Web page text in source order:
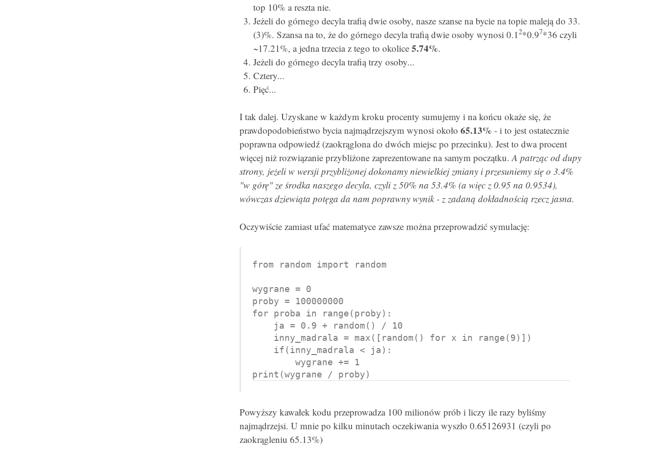
top 10% a reszta nie.
Jeżeli do górnego decyla trafią dwie osoby, nasze szanse na bycie na topie maleją do 33.
(3)%. Szansa na to, że do górnego decyla trafią dwie osoby wynosi 0.1 2*0.97*36 czyli
~17.21%, a jedna trzecia z tego to okolice 5.74%.
Jeżeli do górnego decyla trafią trzy osoby...
Cztery...
Pięć...
I tak dalej. Uzyskane w każdym kroku procenty sumujemy i na końcu okaże się, że
prawdopodobieństwo bycia najmądrzejszym wynosi około 65.13% - i to jest ostatecznie
poprawna odpowiedź (zaokrąglona do dwóch miejsc po przecinku). Jest to dwa procent
więcej niż rozwiązanie przybliżone zaprezentowane na samym początku.A patrząc od dupy
strony, jeżeli w wersji przybliżonej dokonamy niewielkiej zmiany i przesuniemy się o 3.4%
"w górę" ze środka naszego decyla, czyli z 50% na 53.4% (a więc z 0.95 na 0.9534),
wówczas dziewiąta potęga da nam poprawny wynik - z zadaną dokładnością rzecz jasna.
Oczywiście zamiast ufać matematyce zawsze można przeprowadzić symulację:
from random import random
wygrane = 0
proby = 100000000
for proba in range(proby):
Powyższy kawałek kodu przeprowadza 100 milionów prób i liczy ile razy byliśmy
najmądrzejsi. U mnie po kilku minutach oczekiwania wyszło 0.65126931 (czyli po
zaokrągleniu 65.13%)